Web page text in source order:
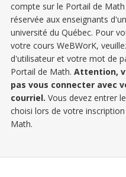
compte sur le Portail de
réservée aux enseignants
université du Québec. Pour
votre cours WeBWorK,
d'utilisateur et votre mot de
Portail de Math. Attention,
pas vous connecter avec
courriel. Vous devez entrer
choisi lors de votre
Math.